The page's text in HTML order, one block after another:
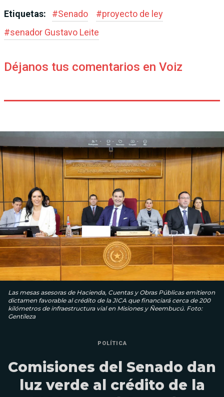
Etiquetas: #Senado #proyecto de ley
#senador Gustavo Leite
Déjanos tus comentarios en Voiz
Las mesas asesoras de Hacienda, Cuentas y Obras Públicas emitieron
dictamen favorable al crédito de la JICA que financiará cerca de 200
kilómetros de infraestructura vial en Misiones y Ñeembucú. Foto:
Gentileza
POLÍTICA
Comisiones del Senado dan
luz verde al crédito de la